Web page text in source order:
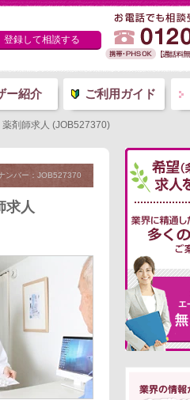
登録して相談する
ー紹介 ご利用ガイド
剤師求人 (JOB527370)
ンバー：JOB527370
求人